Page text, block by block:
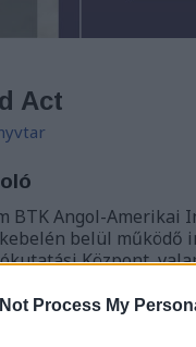
Process My
Act
BTK Angol-Amerikai
belül
Központ,
100 éves a